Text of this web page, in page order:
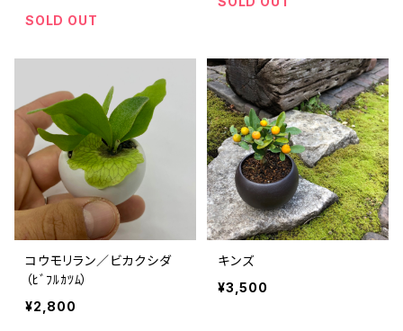
SOLD OUT
コウモリラン／ビカクシダ
（ﾋﾞﾌﾙｶﾂﾑ）
¥2,800
キンズ
¥3,500